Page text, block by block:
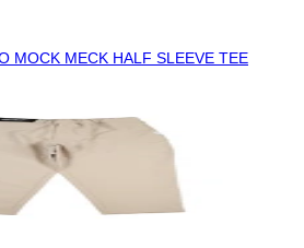
MOCK MECK HALF SLEEVE TEE